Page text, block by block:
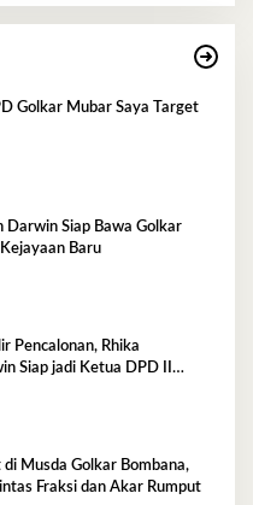
Golkar Mubar Saya Target
Darwin Siap Bawa Golkar
Baru
Pencalonan, Rhika
Siap jadi Ketua DPD II
Musda Golkar Bombana,
Fraksi dan Akar Rumput